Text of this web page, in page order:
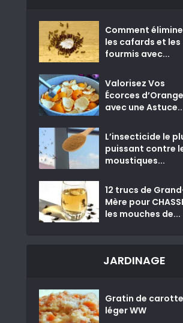
Comment
les cafards et les
fourmis avec...
Valorisez Vos
Écorces d’Orange
avec une
L’insecticide le
puissant contre
moustiques...
12 trucs de
Mère pour
les mouches de...
JARDINAGE
Gratin de
léger WW